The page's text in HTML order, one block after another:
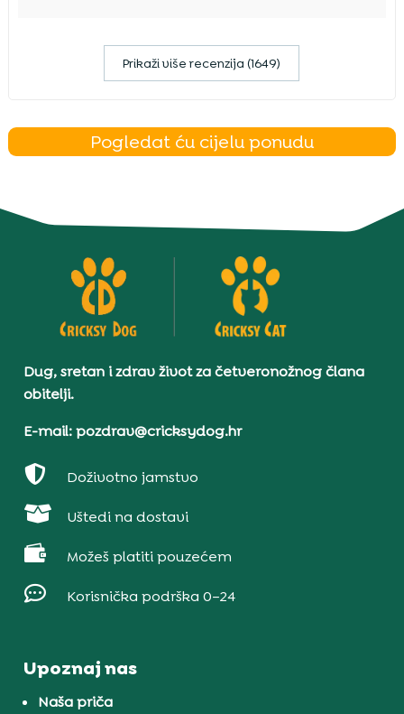
Prikaži više recenzija (1649)
Pogledat ću cijelu ponudu
Dug, sretan i zdrav život za četveronožnog člana
obitelji.
E-mail: pozdrav@cricksydog.hr
 Doživotno jamstvo
 Uštedi na dostavi
 Možeš platiti pouzećem
 Korisnička podrška 0–24
Upoznaj nas
Naša priča